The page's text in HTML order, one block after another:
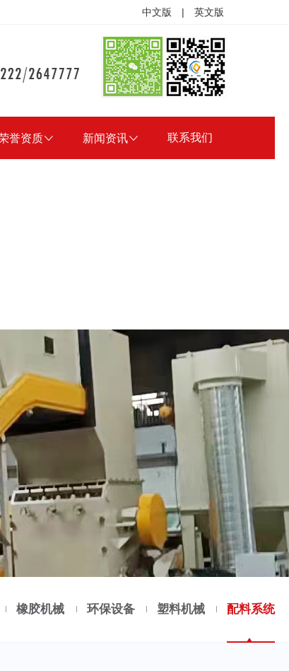
中文版 | 英文版
誉资质 新闻资讯 联系我们
橡胶机械 环保设备 塑料机械 配料系统